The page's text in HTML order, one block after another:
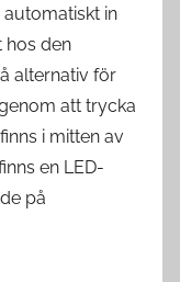
automatiskt in
hos den
alternativ för
att trycka
i mitten av
en LED-
på